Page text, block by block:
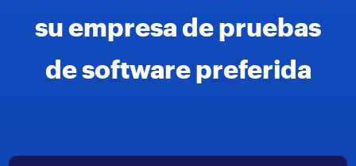
su empresa de pruebas
de software preferida